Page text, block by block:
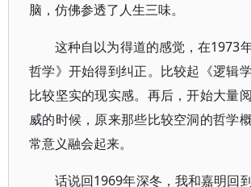
脑，仿佛参透了人生三味。
这种自以为得道的感觉，在1973
哲学》开始得到纠正。比较起《逻辑
比较坚实的现实感。再后，开始大量
威的时候，原来那些比较空洞的哲学
常意义融会起来。
话说回1969年深冬，我和嘉明回